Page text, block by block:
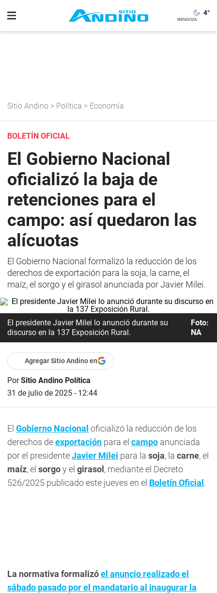
4°
Sitio Andino > Política > Economía
BOLETÍN OFICIAL
El Gobierno Nacional
oficializó la baja de
retenciones para el
campo: así quedaron las
alícuotas
El Gobierno Nacional formalizó la reducción de los
derechos de exportación para la soja, la carne, el
maíz, el sorgo y el girasol anunciada por Javier Milei.
El presidente Javier Milei lo anunció durante su
discurso en la 137 Exposición Rural .
Foto:
NA
Agregar Sitio Andino en
PorSitio Andino Política
31 de julio de 2025 - 12:44
El Gobierno Nacional oficializó la reducción de los
derechos deexportación para el campo anunciada
por el presidenteJavier Milei para la soja, la carne, el
maíz, el sorgoy el girasol , mediante el Decreto
526/2025 publicado este jueves en el Boletín Oficial .
La normativa formalizóel anuncio realizado el
sábado pasado por el mandatario al inaugurar la